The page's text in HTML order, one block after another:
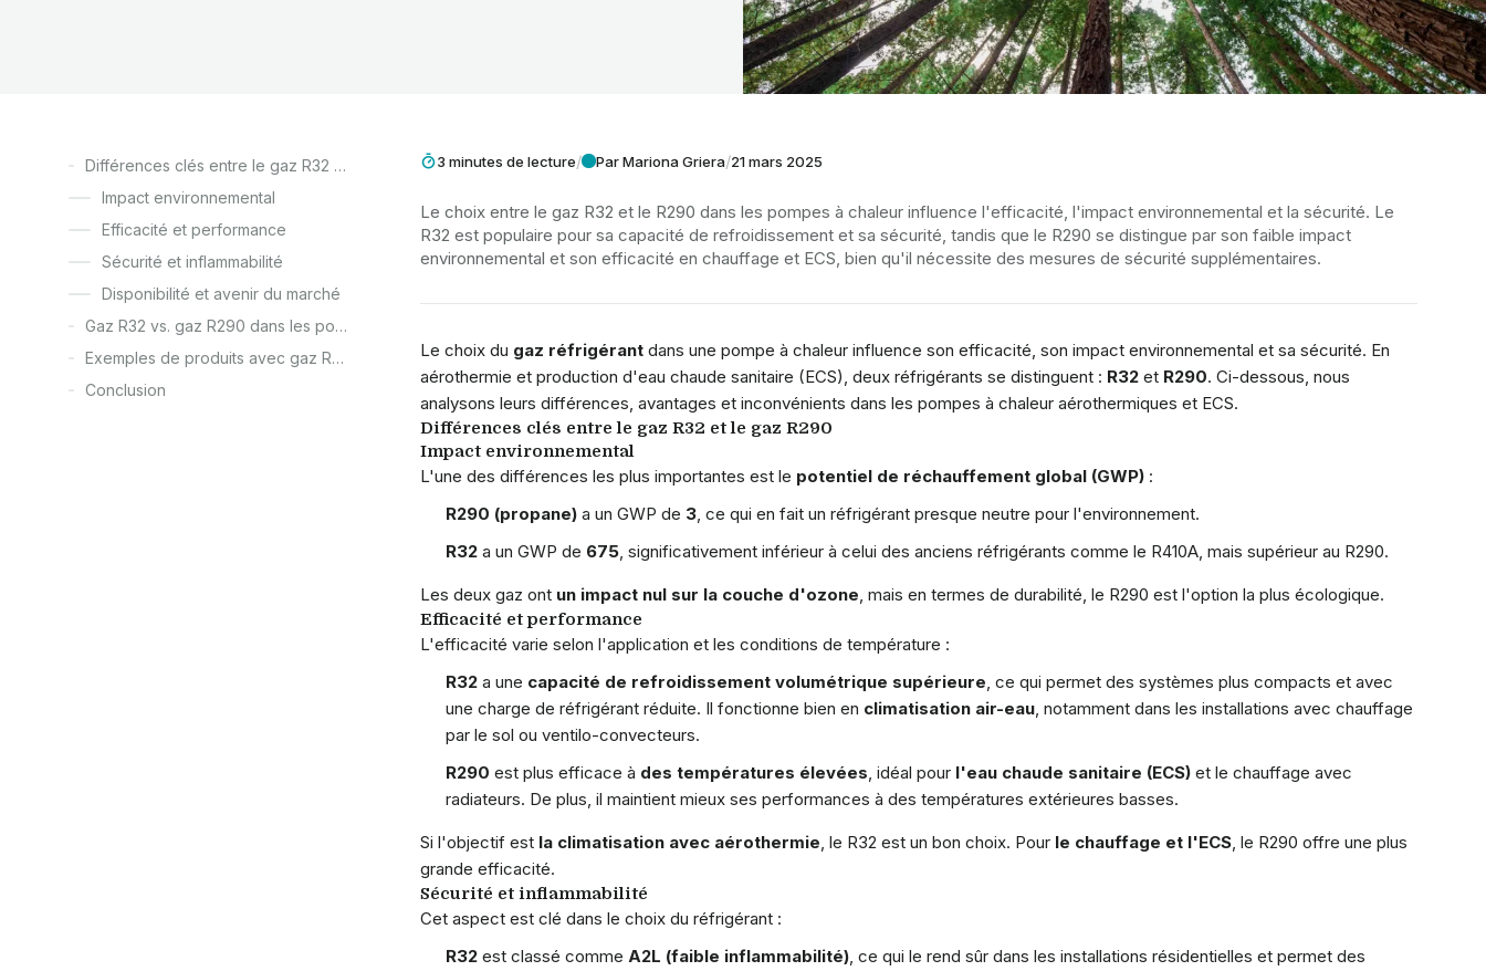
Différences clés entre le gaz R32 et le gaz R290
Impact environnemental
Efficacité et performance
Sécurité et inflammabilité
Disponibilité et avenir du marché
Gaz R32 vs. gaz R290 dans les pompes à chaleur (air-eau)
Exemples de produits avec gaz R290 en aérothermie et ECS
Conclusion
3 minutes de lecture/ Par Mariona Griera/21 mars 2025
Le choix entre le gaz R32 et le R290 dans les pompes à chaleur influence l'efficacité, l'impact environnemental et la sécurité. Le
R32 est populaire pour sa capacité de refroidissement et sa sécurité, tandis que le R290 se distingue par son faible impact
environnemental et son efficacité en chauffage et ECS, bien qu'il nécessite des mesures de sécurité supplémentaires.
Le choix du gaz réfrigérantdans une pompe à chaleur influence son efficacité, son impact environnemental et sa sécurité. En
aérothermie et production d'eau chaude sanitaire (ECS), deux réfrigérants se distinguent : R32et R290. Ci-dessous, nous
analysons leurs différences, avantages et inconvénients dans les pompes à chaleur aérothermiques et ECS.
Différences clés entre le gaz R32 et le gaz R290
Impact environnemental
L'une des différences les plus importantes est le potentiel de réchauffement global (GWP):
R290 (propane)a un GWP de 3, ce qui en fait un réfrigérant presque neutre pour l'environnement.
R32a un GWP de 675, significativement inférieur à celui des anciens réfrigérants comme le R410A, mais supérieur au R290.
Les deux gaz ont un impact nul sur la couche d'ozone, mais en termes de durabilité, le R290 est l'option la plus écologique.
Efficacité et performance
L'efficacité varie selon l'application et les conditions de température :
R32a une capacité de refroidissement volumétrique supérieure, ce qui permet des systèmes plus compacts et avec
une charge de réfrigérant réduite. Il fonctionne bien en climatisation air-eau, notamment dans les installations avec chauffage
par le sol ou ventilo-convecteurs.
R290 est plus efficace à des températures élevées, idéal pour l'eau chaude sanitaire (ECS)et le chauffage avec
radiateurs. De plus, il maintient mieux ses performances à des températures extérieures basses.
Si l'objectif est la climatisation avec aérothermie, le R32 est un bon choix. Pour le chauffage et l'ECS, le R290 offre une plus
grande efficacité.
Sécurité et inflammabilité
Cet aspect est clé dans le choix du réfrigérant :
R32est classé comme A2L (faible inflammabilité), ce qui le rend sûr dans les installations résidentielles et permet des